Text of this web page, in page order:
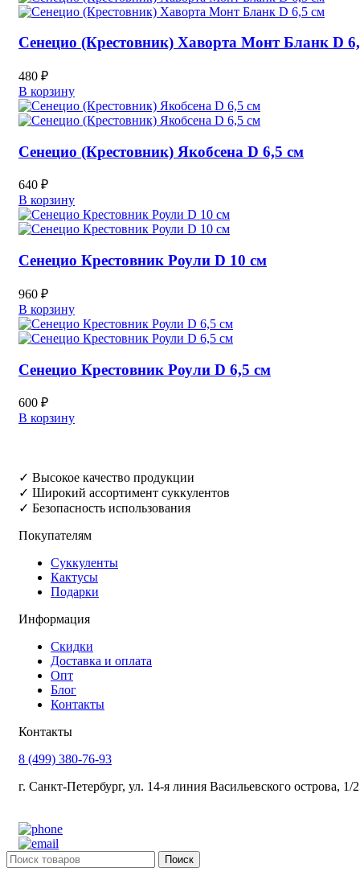
Сенецио (Крестовник) Хаворта Монт Бланк D
480 ₽
В корзину
Сенецио (Крестовник) Якобсена D 6,5 см
640 ₽
В корзину
Сенецио Крестовник Роули D 10 см
960 ₽
В корзину
Сенецио Крестовник Роули D 6,5 см
600 ₽
В корзину
✓ Высокое качество продукции
✓ Широкий ассортимент суккулентов
✓ Безопасность использования
Покупателям
Суккуленты
Кактусы
Подарки
Информация
Скидки
Доставка и оплата
Опт
Блог
Контакты
Контакты
8 (499) 380-76-93
г. Санкт-Петербург, ул. 14-я линия Васильевского острова, 1/
Поиск